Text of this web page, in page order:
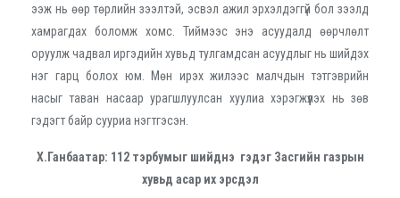
ээж нь өөр төрлийн зээлтэй, эсвэл ажил эрхэлдэггүй бол зээлд
хамрагдах боломж хомс. Тиймээс энэ асуудалд өөрчлөлт
оруулж чадвал иргэдийн хувьд тулгамдсан асуудлыг нь шийдэх
нэг гарц болох юм. Мөн ирэх жилээс малчдын тэтгэврийн
насыг таван насаар урагшлуулсан хуулиа хэрэгжүүлэх нь зөв
гэдэгт байр сууриа нэгтгэсэн.
Х.Ганбаатар: 112 тэрбумыг шийднэ гэдэг Засгийн газрын
хувьд асар их эрсдэл